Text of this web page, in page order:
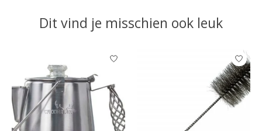
Dit vind je misschien ook leuk
Items van productcarrousel